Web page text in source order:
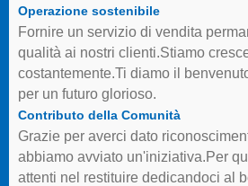
Operazione sostenibile
Fornire un servizio di vendita
qualità ai nostri clienti.Stiamo
costantemente.Ti diamo il
per un futuro glorioso.
Contributo della Comunità
Grazie per averci dato
abbiamo avviato un'iniziativa.Per
attenti nel restituire dedicandoci al